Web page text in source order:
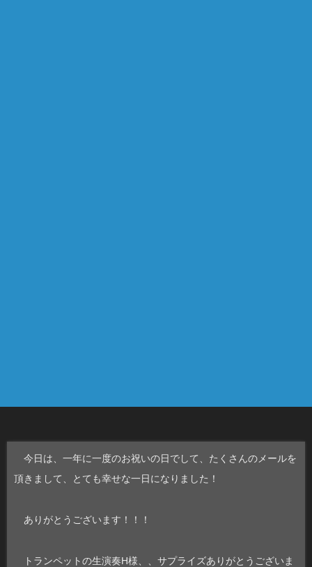
今日は、一年に一度のお祝いの日でして、たくさんのメールを
頂きまして、とても幸せな一日になりました！
ありがとうございます！！！
トランペットの生演奏H様、、サプライズありがとうございま